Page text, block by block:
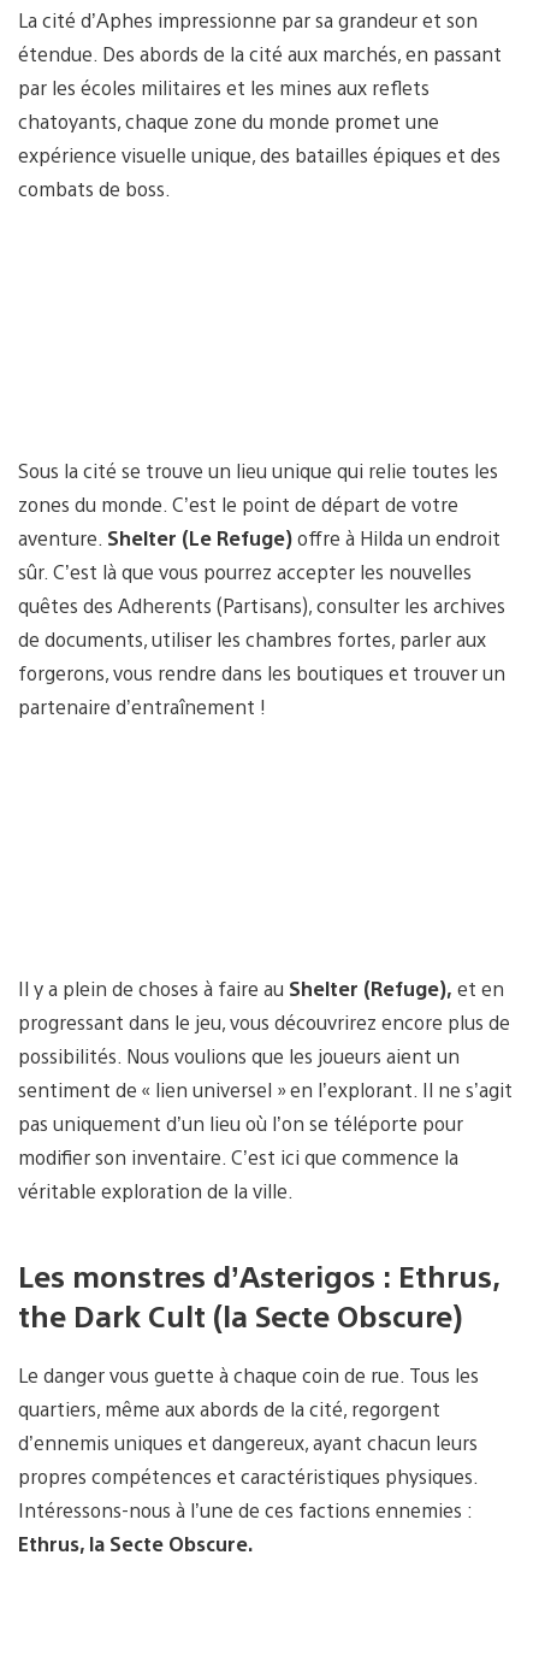
La cité d’Aphes impressionne par sa grandeur et son
étendue. Des abords de la cité aux marchés, en passant
par les écoles militaires et les mines aux reflets
chatoyants, chaque zone du monde promet une
expérience visuelle unique, des batailles épiques et des
combats de boss.
Sous la cité se trouve un lieu unique qui relie toutes les
zones du monde. C’est le point de départ de votre
aventure. Shelter (Le Refuge)offre à Hilda un endroit
sûr. C’est là que vous pourrez accepter les nouvelles
quêtes des Adherents (Partisans), consulter les archives
de documents, utiliser les chambres fortes, parler aux
forgerons, vous rendre dans les boutiques et trouver un
partenaire d’entraînement !
Il y a plein de choses à faire au Shelter (Refuge), et en
progressant dans le jeu, vous découvrirez encore plus de
possibilités. Nous voulions que les joueurs aient un
sentiment de « lien universel » en l’explorant. Il ne s’agit
pas uniquement d’un lieu où l’on se téléporte pour
modifier son inventaire. C’est ici que commence la
véritable exploration de la ville.
Les monstres d’Asterigos : Ethrus,
the Dark Cult (la Secte Obscure)
Le danger vous guette à chaque coin de rue. Tous les
quartiers, même aux abords de la cité, regorgent
d’ennemis uniques et dangereux, ayant chacun leurs
propres compétences et caractéristiques physiques.
Intéressons-nous à l’une de ces factions ennemies :
Ethrus, la Secte Obscure.